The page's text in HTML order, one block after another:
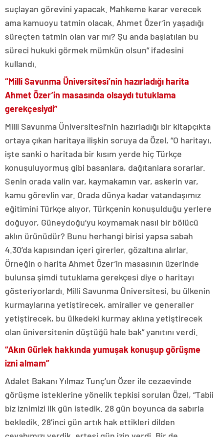
suçlayan görevini yapacak. Mahkeme karar verecek
ama kamuoyu tatmin olacak. Ahmet Özer’in yaşadığı
süreçten tatmin olan var mı? Şu anda başlatılan bu
süreci hukuki görmek mümkün olsun” ifadesini
kullandı.
“Milli Savunma Üniversitesi’nin hazırladığı harita
Ahmet Özer’in masasında olsaydı tutuklama
gerekçesiydi”
Milli Savunma Üniversitesi’nin hazırladığı bir kitapçıkta
ortaya çıkan haritaya ilişkin soruya da Özel, “O haritayı,
işte sanki o haritada bir kısım yerde hiç Türkçe
konuşuluyormuş gibi basanlara, dağıtanlara sorarlar.
Senin orada valin var, kaymakamın var, askerin var,
kamu görevlin var. Orada dünya kadar vatandaşımız
eğitimini Türkçe alıyor, Türkçenin konuşulduğu yerlere
doğuyor, Güneydoğu’yu koymamak nasıl bir bölücü
aklın ürünüdür? Bunu herhangi birisi yapsa sabah
4.30’da kapısından içeri girerler, gözaltına alırlar.
Örneğin o harita Ahmet Özer’in masasının üzerinde
bulunsa şimdi tutuklama gerekçesi diye o haritayı
gösteriyorlardı. Milli Savunma Üniversitesi, bu ülkenin
kurmaylarına yetiştirecek, amiraller ve generaller
yetiştirecek, bu ülkedeki kurmay aklına yetiştirecek
olan üniversitenin düştüğü hale bak” yanıtını verdi.
“Akın Gürlek hakkında yumuşak konuşup görüşme
izni almam”
Adalet Bakanı Yılmaz Tunç’un Özer ile cezaevinde
görüşme isteklerine yönelik tepkisi sorulan Özel, “Tabii
biz iznimizi ilk gün istedik. 28 gün boyunca da sabırla
bekledik. 28’inci gün artık hak ettikleri dilden